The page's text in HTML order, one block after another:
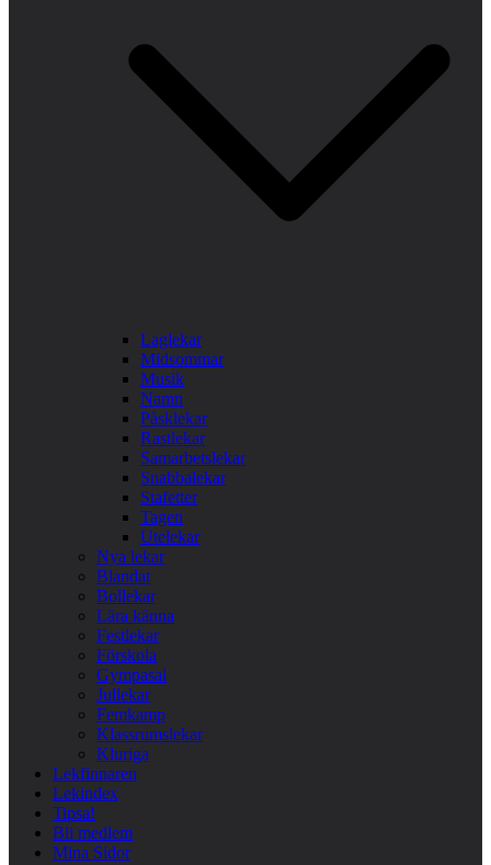
Laglekar
Midsommar
Musik
Namn
Påsklekar
Rastlekar
Samarbetslekar
Snabbalekar
Stafetter
Tagen
Utelekar
Nya lekar
Blandat
Bollekar
Lära känna
Festlekar
Förskola
Gympasal
Jullekar
Femkamp
Klassrumslekar
Kluriga
Lekfinnaren
Lekindex
Tipsa!
Bli medlem
Mina Sidor